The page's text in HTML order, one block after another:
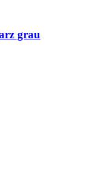
grau